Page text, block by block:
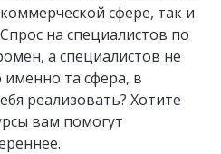
сфере, так и
на специалистов по
а специалистов не
та сфера, в
реализовать? Хотите
вам помогут